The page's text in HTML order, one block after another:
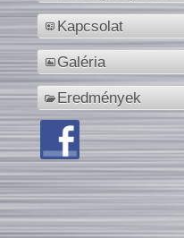
Kapcsolat
Galéria
Eredmények